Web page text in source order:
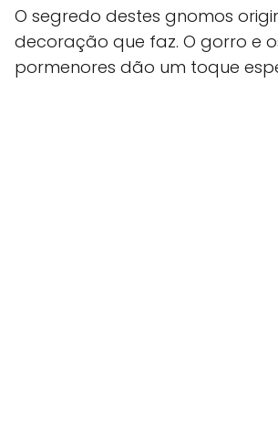
O segredo destes gnomos
decoração que faz. O gorro e
pormenores dão um toque